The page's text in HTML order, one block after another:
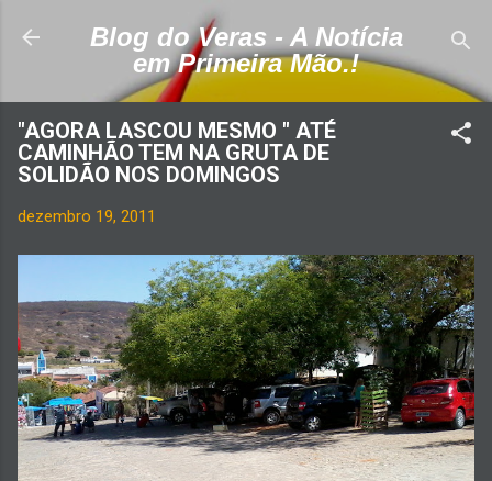
Pular para o conteúdo principal
Blog do Veras - A Notícia
em Primeira Mão.!
"AGORA LASCOU MESMO " ATÉ
CAMINHÃO TEM NA GRUTA DE
SOLIDÃO NOS DOMINGOS
dezembro 19, 2011